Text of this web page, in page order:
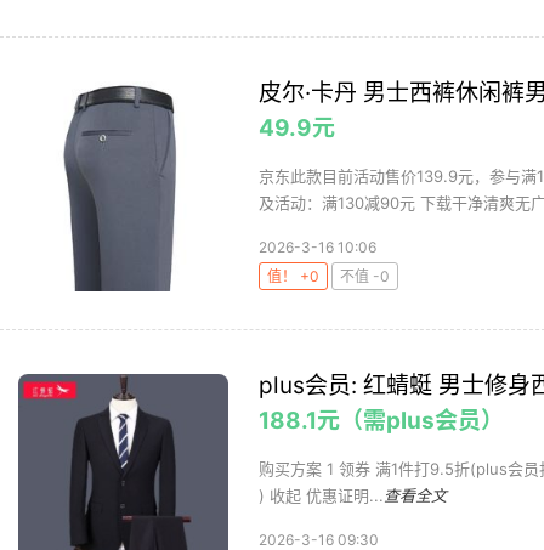
皮尔·卡丹 男士西裤休闲裤
49.9元
京东此款目前活动售价139.9元，参与
及活动：满130减90元 下载干净清爽无
2026-3-16 10:06
值！ +0
不值 -0
plus会员: 红蜻蜓 男士修身
188.1元（需plus会员）
购买方案 1 领券 满1件打9.5折(plus会
) 收起 优惠证明... 查看全文
2026-3-16 09:30